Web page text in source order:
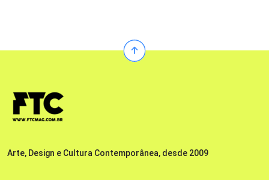
Arte, Design e Cultura Contemporânea, desde 2009